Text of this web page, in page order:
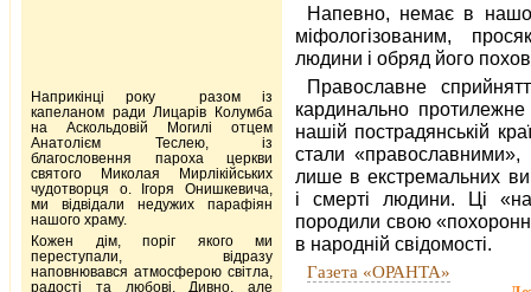
Напевно, немає в
міфологізованим,
людини і обряд його
Православне
кардинально
нашій пострадянській
стали
лише в екстремальних
і смерті людини. Ці
породили свою
в народній свідомості.
Газета «ОРАНТА»
Наприкінці року разом із
капеланом ради Лицарів Колумба
на Аскольдовій Могилі отцем
Анатолієм Теслею, із
благословення пароха церкви
святого Миколая Мирлікійських
чудотворця о. Ігоря Онишкевича,
ми відвідали недужих парафіян
нашого храму.
Кожен дім, поріг якого ми
переступали, відразу
наповнювався атмосферою світла,
радості та любові. Дивно, але